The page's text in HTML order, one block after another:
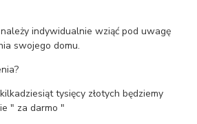
indywidualnie wziąć pod uwagę
swojego domu.
tysięcy złotych będziemy
" za darmo "